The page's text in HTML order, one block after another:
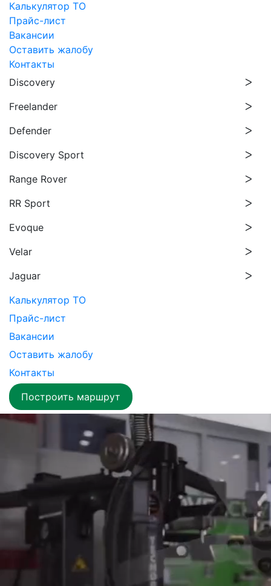
Калькулятор ТО
Прайс-лист
Вакансии
Оставить жалобу
Контакты
Discovery
Freelander
Defender
Discovery Sport
Range Rover
RR Sport
Evoque
Velar
Jaguar
Калькулятор ТО
Прайс-лист
Вакансии
Оставить жалобу
Контакты
Построить маршрут